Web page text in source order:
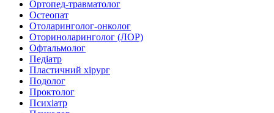
Ортопед-травматолог
Остеопат
Отоларинголог-онколог
Оториноларинголог (ЛОР)
Офтальмолог
Педіатр
Пластичний хірург
Подолог
Проктолог
Психіатр